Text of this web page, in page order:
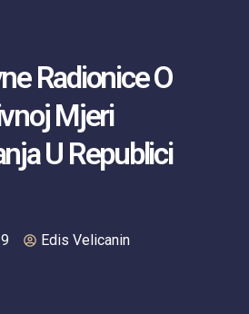
Radionice O
Mjeri
U Republici
Edis Velicanin